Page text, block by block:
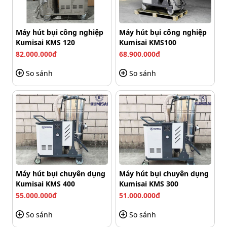
Lavor SOLARIS IF tiện dụng với hệ thống bánh xe đa chiều
phun/xả hóa chất được bố trí khoa học ở phần đầu máy,
Máy hút bụi công nghiệp
Kumisai KMS 120
82.000.000đ
So sánh
Máy hút bụi công nghiệp
Kumisai KMS100
68.900.000đ
So sánh
Máy hút bụi chuyên dụng
Kumisai KMS 400
55.000.000đ
So sánh
Máy hút bụi chuyên dụng
Kumisai KMS 300
51.000.000đ
So sánh